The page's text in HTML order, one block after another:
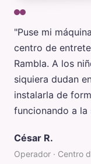
"Puse mi
centro de
Rambla. A los
siquiera dudan
instalarla de
funcionando a la
César R.
Operador · Centro